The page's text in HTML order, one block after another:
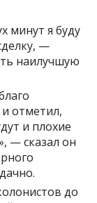
минут я буду
—
наилучшую
отметил,
и плохие
— сказал он
до